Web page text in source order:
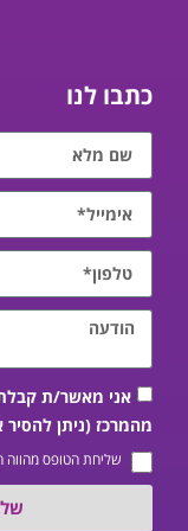
כתבו לנו
אני מאשר/ת קבלת
מהמרכז (ניתן
שליחת הטופס מהווה